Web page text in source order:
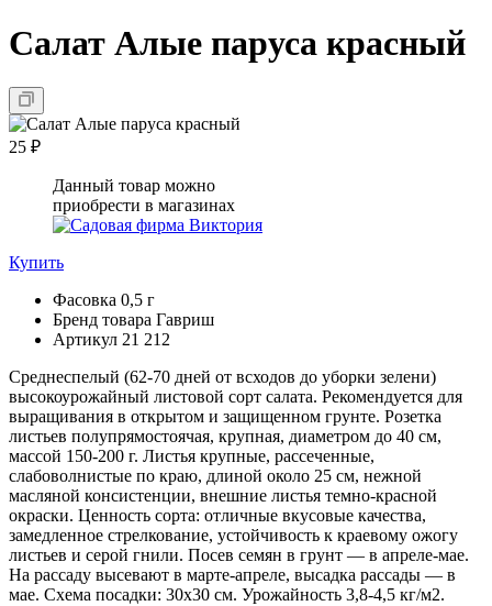
Салат Алые паруса красный
25 ₽
Данный товар можно
приобрести в магазинах
Купить
Фасовка 0,5 г
Бренд товара Гавриш
Артикул 21 212
Среднеспелый (62-70 дней от всходов до уборки зелени)
высокоурожайный листовой сорт салата. Рекомендуется для
выращивания в открытом и защищенном грунте. Розетка
листьев полупрямостоячая, крупная, диаметром до 40 см,
массой 150-200 г. Листья крупные, рассеченные,
слабоволнистые по краю, длиной около 25 см, нежной
масляной консистенции, внешние листья темно-красной
окраски. Ценность сорта: отличные вкусовые качества,
замедленное стрелкование, устойчивость к краевому ожогу
листьев и серой гнили. Посев семян в грунт — в апреле-мае.
На рассаду высевают в марте-апреле, высадка рассады — в
мае. Схема посадки: 30х30 см. Урожайность 3,8-4,5 кг/м2.